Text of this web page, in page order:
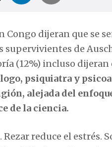
Congo dijeran que se
supervivientes de
(12%) incluso dijeran
psiquiatra y
alejada del
de la ciencia.
reduce el estrés.